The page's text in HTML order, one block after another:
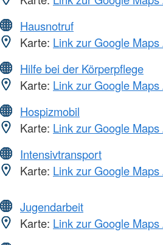
Hausnotruf
Karte: Link zur Google
Hilfe bei der Körperpflege
Karte: Link zur Google
Hospizmobil
Karte: Link zur Google
Intensivtransport
Karte: Link zur Google
Jugendarbeit
Karte: Link zur Google